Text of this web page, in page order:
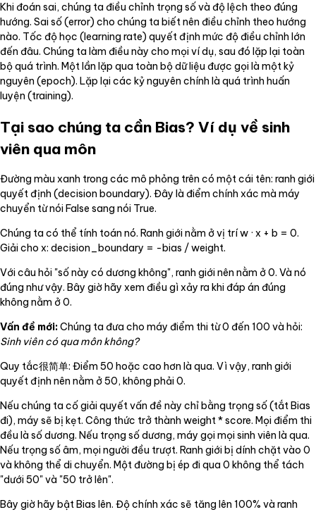
Khi đoán sai, chúng ta điều chỉnh trọng số và độ lệch theo đúng
hướng. Sai số (error) cho chúng ta biết nên điều chỉnh theo hướng
nào. Tốc độ học (learning rate) quyết định mức độ điều chỉnh lớn
đến đâu. Chúng ta làm điều này cho mọi ví dụ, sau đó lặp lại toàn
bộ quá trình. Một lần lặp qua toàn bộ dữ liệu được gọi là một kỷ
nguyên (epoch). Lặp lại các kỷ nguyên chính là quá trình huấn
luyện (training).
Tại sao chúng ta cần Bias? Ví dụ về sinh
viên qua môn
Đường màu xanh trong các mô phỏng trên có một cái tên: ranh giới
quyết định (decision boundary). Đây là điểm chính xác mà máy
chuyển từ nói False sang nói True.
Chúng ta có thể tính toán nó. Ranh giới nằm ở vị trí w · x + b = 0.
Giải cho x: decision_boundary = -bias / weight.
Với câu hỏi "số này có dương không", ranh giới nên nằm ở 0. Và nó
đúng như vậy. Bây giờ hãy xem điều gì xảy ra khi đáp án đúng
không nằm ở 0.
Vấn đề mới:Chúng ta đưa cho máy điểm thi từ 0 đến 100 và hỏi:
Sinh viên có qua môn không?
Quy tắc很简单: Điểm 50 hoặc cao hơn là qua. Vì vậy, ranh giới
quyết định nên nằm ở 50, không phải 0.
Nếu chúng ta cố giải quyết vấn đề này chỉ bằng trọng số (tắt Bias
đi), máy sẽ bị kẹt. Công thức trở thành weight * score. Mọi điểm thi
đều là số dương. Nếu trọng số dương, máy gọi mọi sinh viên là qua.
Nếu trọng số âm, mọi người đều trượt. Ranh giới bị dính chặt vào 0
và không thể di chuyển. Một đường bị ép đi qua 0 không thể tách
"dưới 50" và "50 trở lên".
Bây giờ hãy bật Bias lên. Độ chính xác sẽ tăng lên 100% và ranh